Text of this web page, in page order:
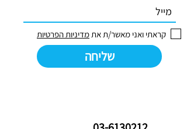
קראתי ואני מאשר/ת את מדיניות הפרטיות
שליחה